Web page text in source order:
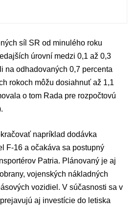
síl SR od minulého roku
úrovní medzi 0,1 až 0,3
na odhadovaných 0,7 percenta
rokoch môžu dosiahnuť až 1,1
o tom Rada pre rozpočtovú
.
napríklad dodávka
F-16 a očakáva sa postupný
Patria. Plánovaný je aj
vojenských nákladných
vozidiel. V súčasnosti sa v
aj investície do letiska